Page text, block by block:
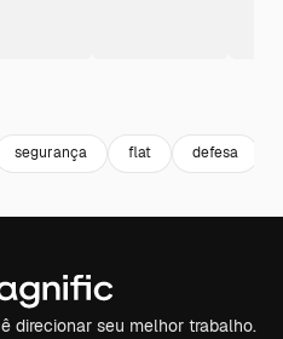
segurança flat defesa
direcionar seu melhor trabalho.